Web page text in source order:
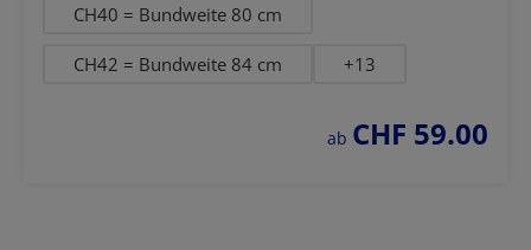
CH40 = Bundweite 80 cm
CH42 = Bundweite 84 cm +13
regulärer preis:
ab CHF 59.00